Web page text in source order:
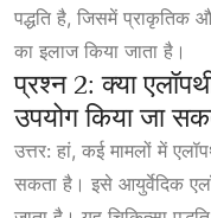
पद्धति है, जिसमें प्राकृतिक
का इलाज किया जाता है।
प्रश्न 2: क्या
उपयोग किया जा
उत्तर: हां, कई मामलों में
सकता है। इसे आयुर्वेदिक